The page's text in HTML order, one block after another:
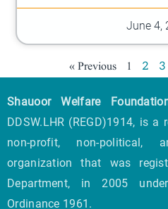
June 4,
« Previous 1 2 3
Shauoor Welfare
DDSW.LHR (REGD)1914, is
non-profit, non-political,
organization that was
Department, in 2005
Ordinance 1961.